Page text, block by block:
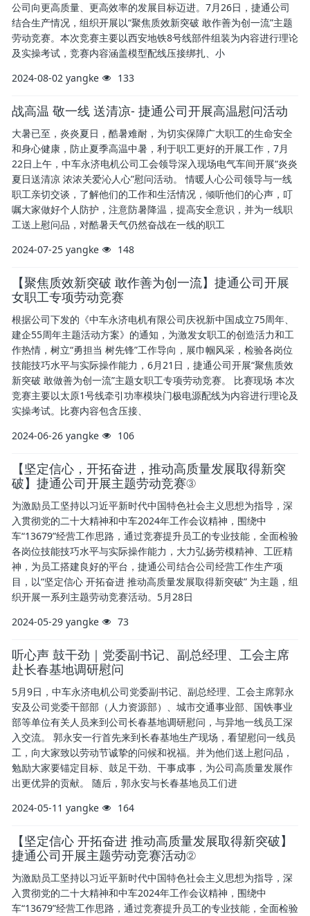
公司向更高质量、更高效率的发展目标迈进。7月26日，捷通公司
结合生产情况，组织开展以“聚焦质效新突破 敢作善为创一流”主题
劳动竞赛。本次竞赛主要以西安地铁8号线部件组装为内容进行理论
及实操考试，竞赛内容涵盖模型配线压接绑扎、小
2024-08-02 yangke 133
战高温 敬一线 送清凉- 捷通公司开展高温慰问活动
大暑已至，炎炎夏日，酷暑难耐，为切实保障广大职工的生命安全
和身心健康，防止夏季高温中暑，利于职工更好的开展工作，7月
22日上午，中车永济电机公司工会领导深入现场电气车间开展“炎炎
夏日送清凉 浓浓关爱沁人心”慰问活动。 情暖人心公司领导与一线
职工亲切交谈，了解他们的工作和生活情况，倾听他们的心声，叮
嘱大家做好个人防护，注意防暑降温，提高安全意识，并为一线职
工送上慰问品，对酷暑天气仍然奋战在一线的职工
2024-07-25 yangke 148
【聚焦质效新突破 敢作善为创一流】捷通公司开展
女职工专项劳动竞赛
根据公司下发的《中车永济电机有限公司庆祝新中国成立75周年、
建企55周年主题活动方案》的通知，为激发女职工的创造活力和工
作热情，树立“勇担当 树先锋”工作导向，展巾帼风采，检验各岗位
技能技巧水平与实际操作能力，6月21日，捷通公司开展“聚焦质效
新突破 敢做善为创一流”主题女职工专项劳动竞赛。 比赛现场 本次
竞赛主要以太原1号线牵引功率模块门极电源配线为内容进行理论及
实操考试。比赛内容包含压接、
2024-06-26 yangke 106
【坚定信心，开拓奋进，推动高质量发展取得新突
破】捷通公司开展主题劳动竞赛③
为激励员工坚持以习近平新时代中国特色社会主义思想为指导，深
入贯彻党的二十大精神和中车2024年工作会议精神，围绕中
车“13679”经营工作思路，通过竞赛提升员工的专业技能，全面检验
各岗位技能技巧水平与实际操作能力，大力弘扬劳模精神、工匠精
神，为员工搭建良好的平台，捷通公司结合公司经营工作生产项
目，以“坚定信心 开拓奋进 推动高质量发展取得新突破” 为主题，组
织开展一系列主题劳动竞赛活动。5月28日
2024-05-29 yangke 73
听心声 鼓干劲｜党委副书记、副总经理、工会主席
赴长春基地调研慰问
5月9日，中车永济电机公司党委副书记、副总经理、工会主席郭永
安及公司党委干部部（人力资源部）、城市交通事业部、国铁事业
部等单位有关人员来到公司长春基地调研慰问，与异地一线员工深
入交流。 郭永安一行首先来到长春基地生产现场，看望慰问一线员
工，向大家致以劳动节诚挚的问候和祝福。并为他们送上慰问品，
勉励大家要锚定目标、鼓足干劲、干事成事，为公司高质量发展作
出更优异的贡献。 随后，郭永安与长春基地员工们进
2024-05-11 yangke 164
【坚定信心 开拓奋进 推动高质量发展取得新突破】
捷通公司开展主题劳动竞赛活动②
为激励员工坚持以习近平新时代中国特色社会主义思想为指导，深
入贯彻党的二十大精神和中车2024年工作会议精神，围绕中
车“13679”经营工作思路，通过竞赛提升员工的专业技能，全面检验